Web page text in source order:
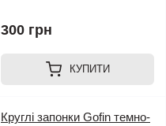
300 грн
КУПИТИ
Круглі запонки Gofin темно-